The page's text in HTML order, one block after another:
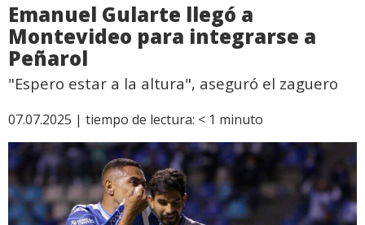
Emanuel Gularte llegó a
Montevideo para integrarse a
Peñarol
"Espero estar a la altura", aseguró el zaguero
07.07.2025 | tiempo de lectura: < 1 minuto